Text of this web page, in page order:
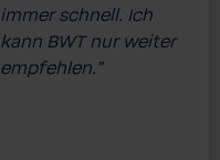
immer schnell. Ich
kann BWT nur weiter
empfehlen.”